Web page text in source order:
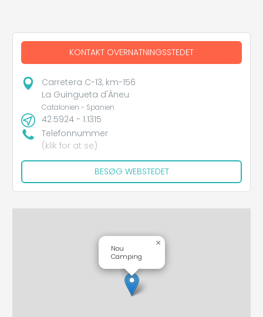
KONTAKT OVERNATNINGSSTEDET
Carretera C-13, km-156
La Guingueta d'Àneu
Catalonien - Spanien
42.5924 - 1.1315
Telefonnummer
(klik for at se)
BESØG WEBSTEDET
Nou
Camping
×